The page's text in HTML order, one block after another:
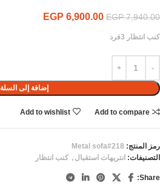
EGP7,940.00
EGP 6,900.00
كنب انتظار 3فرد
إضافة إلى السلة
Add to compare
Add to wishlist
رمز المنتج: Metal sofa#218
التصنيفات: انتريهات استقبال , كنب انتظار
Share: